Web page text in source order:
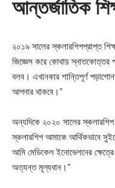
আন্তর্জাতিক
২০১৯ সালের স্কলারশিপপ্রাপ্ত
জিজ্ঞেস করে কোথায় স্নাতকোত্তর
বলব। এখানকার শান্তিপূর্ণ
আপনার থাকবে।”
অন্যদিকে ২০২০ সালের
স্কলারশিপ আমাকে আর্থিকভাবে
আমি মেডিকেল ইনোভেশনের
অত্যন্ত মূল্যবান।”